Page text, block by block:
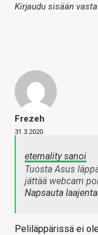
Kirjaudu sisään
Frezeh
31.3.2020
eternality sanoi
Tuosta Asus
jättää webcam
Napsauta
Peliläppärissä ei